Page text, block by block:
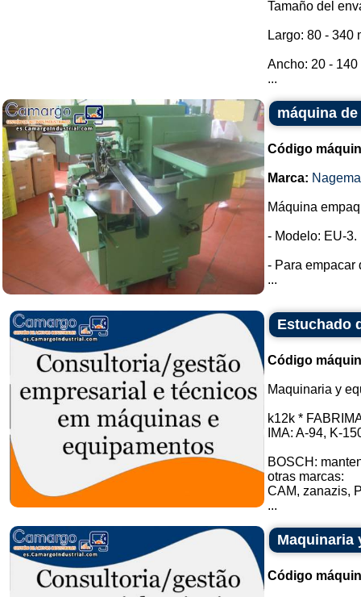
Tamaño del
Largo: 80 - 340
Ancho: 20 - 140
...
máquina
Código
Marca: Nagema
Máquina
- Modelo: EU-3.
- Para empacar
...
Estuchado
Código
Maquinaria y
k12k *
IMA: A-94, K-
BOSCH:
otras marcas:
CAM, zanazis,
...
Maquinaria
Código